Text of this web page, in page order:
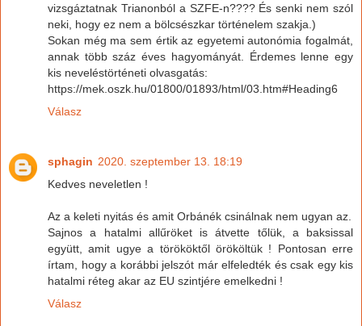
vizsgáztatnak Trianonból a SZFE-n???? És senki nem szól
neki, hogy ez nem a bölcsészkar történelem szakja.)
Sokan még ma sem értik az egyetemi autonómia fogalmát,
annak több száz éves hagyományát. Érdemes lenne egy
kis neveléstörténeti olvasgatás:
https://mek.oszk.hu/01800/01893/html/03.htm#Heading6
Válasz
sphagin 2020. szeptember 13. 18:19
Kedves neveletlen !
Az a keleti nyitás és amit Orbánék csinálnak nem ugyan az.
Sajnos a hatalmi allűröket is átvette tőlük, a baksissal
együtt, amit ugye a törököktől örököltük ! Pontosan erre
írtam, hogy a korábbi jelszót már elfeledték és csak egy kis
hatalmi réteg akar az EU szintjére emelkedni !
Válasz